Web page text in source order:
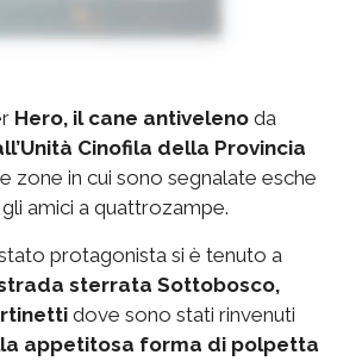
Hero, il cane antiveleno da
Cinofila della Provincia
zone in cui sono segnalate esche
amici a quattrozampe.
protagonista si è tenuto a
sterrata Sottobosco,
dove sono stati rinvenuti
appetitosa forma di polpetta